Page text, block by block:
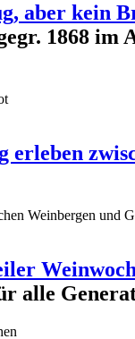
aber kein
1868
erleben
Weinbergen und
alle